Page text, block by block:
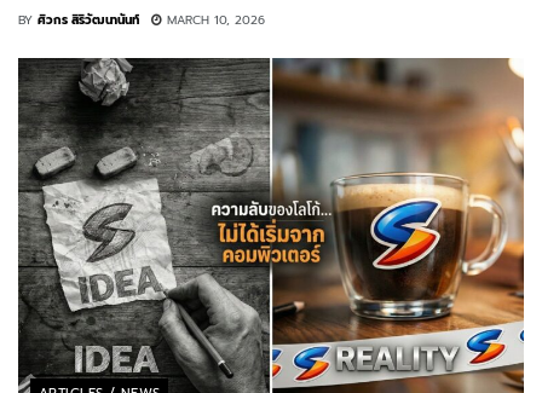
BY ศิวกร สิริวัฒนานันท์ MARCH 10, 2026